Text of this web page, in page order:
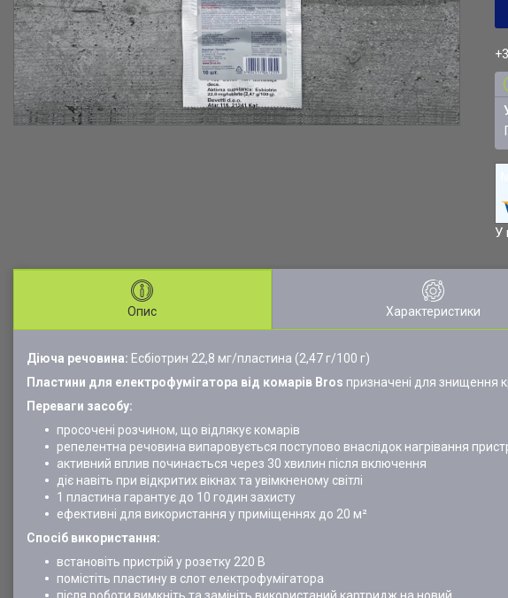
У
Опис Характеристики
Діюча речовина: Есбіотрин 22,8 мг/пластина (2,47 г/100 г)
Пластини для електрофумігатора від комарів Bros призначені для знищення
Переваги засобу:
просочені розчином, що відлякує комарів
репелентна речовина випаровується поступово внаслідок нагрівання
активний вплив починається через 30 хвилин після включення
діє навіть при відкритих вікнах та увімкненому світлі
1 пластина гарантує до 10 годин захисту
ефективні для використання у приміщеннях до 20 м²
Спосіб використання:
встановіть пристрій у розетку 220 В
помістіть пластину в слот електрофумігатора